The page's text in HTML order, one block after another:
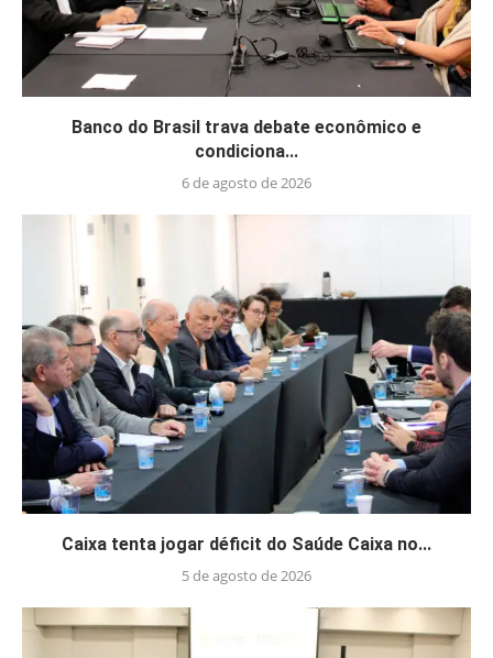
Banco do Brasil trava debate econômico e
condiciona...
6 de agosto de 2026
Caixa tenta jogar déficit do Saúde Caixa no...
5 de agosto de 2026